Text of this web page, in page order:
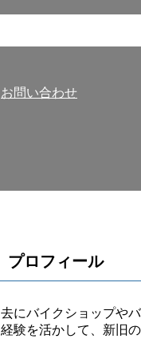
お問い合わせ
プロフィール
にバイクショップや
験を活かして、新旧